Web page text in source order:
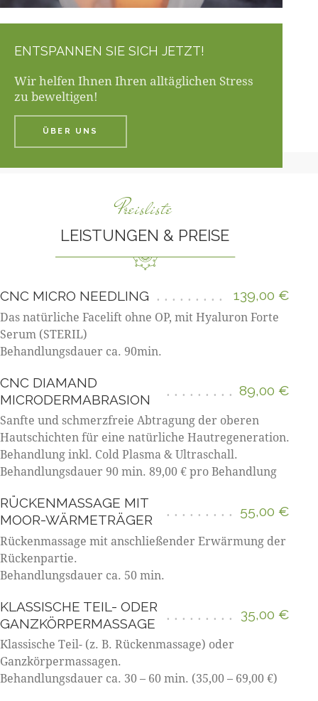
ENTSPANNEN SIE SICH JETZT!
Wir helfen Ihnen Ihren alltäglichen Stress
zu beweltigen!
ÜBER UNS
Preisliste
LEISTUNGEN & PREISE
CNC MICRO NEEDLING 139,00 €
Das natürliche Facelift ohne OP, mit Hyaluron Forte
Serum (STERIL)
Behandlungsdauer ca. 90min.
CNC DIAMAND
MICRODERMABRASION
89,00 €
Sanfte und schmerzfreie Abtragung der oberen
Hautschichten für eine natürliche Hautregeneration.
Behandlung inkl. Cold Plasma & Ultraschall.
Behandlungsdauer 90 min. 89,00 € pro Behandlung
RÜCKENMASSAGE MIT
MOOR-WÄRMETRÄGER
55,00 €
Rückenmassage mit anschließender Erwärmung der
Rückenpartie.
Behandlungsdauer ca. 50 min.
KLASSISCHE TEIL- ODER
GANZKÖRPERMASSAGE
35,00 €
Klassische Teil- (z. B. Rückenmassage) oder
Ganzkörpermassagen.
Behandlungsdauer ca. 30 – 60 min. (35,00 – 69,00 €)